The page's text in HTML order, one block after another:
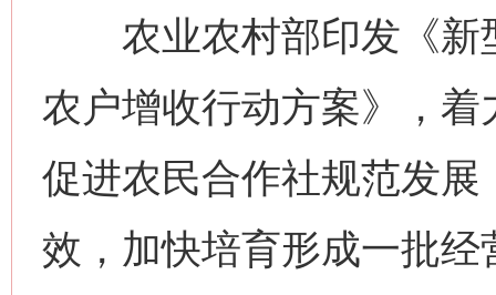
农业农村部印发《新
农户增收行动方案》，
促进农民合作社规范发
效，加快培育形成一批